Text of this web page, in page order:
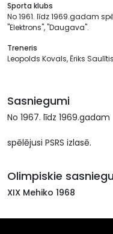
Sporta klubs
No 1961. līdz 1969.gadam
"Elektrons", "Daugava".
Treneris
Leopolds Kovals, Ēriks
Sasniegumi
No 1967. līdz 1969.gadam
spēlējusi PSRS izlasē.
Olimpiskie
XIX Mehiko 1968